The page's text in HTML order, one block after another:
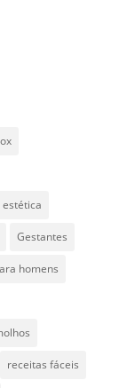
estética
Gestantes
homens
receitas fáceis